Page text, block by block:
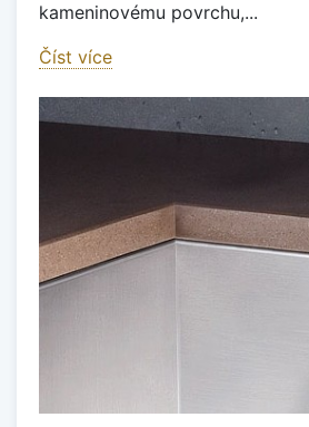
kameninovému povrchu,...
Číst více